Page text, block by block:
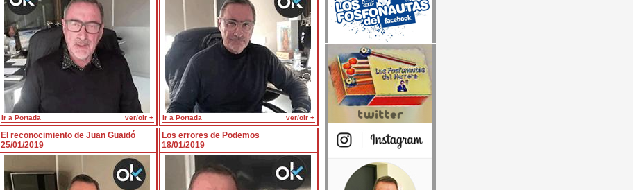
ir a Portada ver/oir + ir a Portada ver/oir +
El reconocimiento de Juan Guaidó
25/01/2019
Los errores de Podemos
18/01/2019